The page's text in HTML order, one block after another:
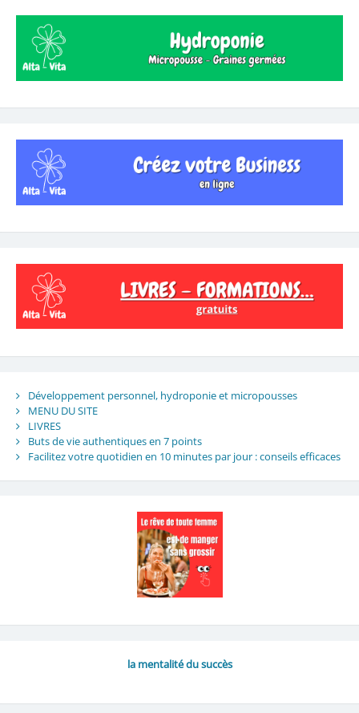
Développement personnel, hydroponie et micropousses
MENU DU SITE
LIVRES
Buts de vie authentiques en 7 points
Facilitez votre quotidien en 10 minutes par jour : conseils efficaces
la mentalité du succès